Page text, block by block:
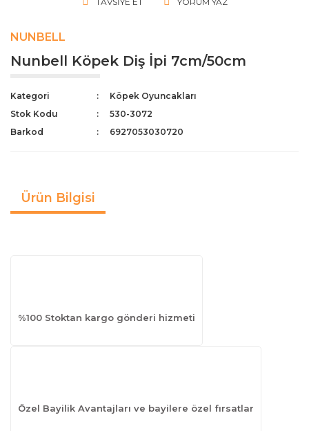
NUNBELL
Nunbell Köpek Diş İpi 7cm/50cm
Kategori
Köpek Oyuncakları
Stok Kodu
530-3072
Barkod
6927053030720
Ürün Bilgisi
%100 Stoktan kargo gönderi hizmeti
Özel Bayilik Avantajları ve bayilere özel fırsatlar